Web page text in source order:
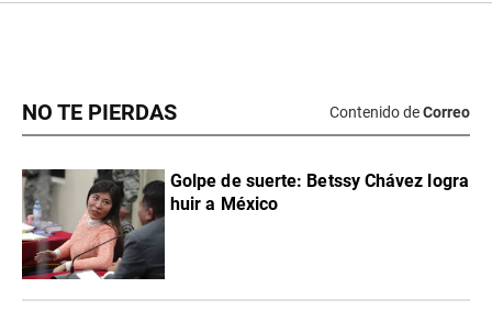
NO TE PIERDAS Contenido deCorreo
Golpe de suerte: Betssy Chávez logra
huir a México